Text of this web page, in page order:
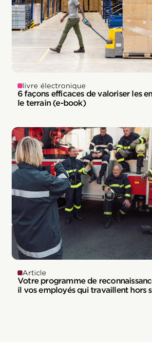
livre électronique
6 façons efficaces de valoriser les
le terrain (e-book)
Article
Votre programme de
il vos employés qui travaillent hors